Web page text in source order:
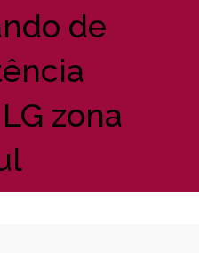
de
zona